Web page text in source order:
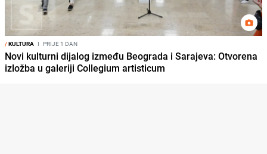
/KULTURA I PRIJE 1 DAN
Novi kulturni dijalog između Beograda i Sarajeva: Otvorena
izložba u galeriji Collegium artisticum